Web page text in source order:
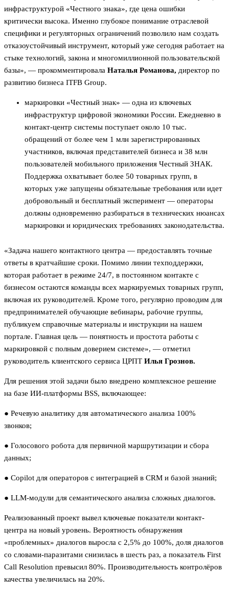
инфраструктурой «Честного знака», где цена ошибки
критически высока. Именно глубокое понимание отраслевой
специфики и регуляторных ограничений позволило нам создать
отказоустойчивый инструмент, который уже сегодня работает на
стыке технологий, закона и многомиллионной пользовательской
базы», — прокомментировала Наталья Романова, директор по
развитию бизнеса ITFB Group.
маркировки «Честный знак» — одна из ключевых
инфраструктур цифровой экономики России. Ежедневно в
контакт-центр системы поступает около 10 тыс.
обращений от более чем 1 млн зарегистрированных
участников, включая представителей бизнеса и 38 млн
пользователей мобильного приложения Честный ЗНАК.
Поддержка охватывает более 50 товарных групп, в
которых уже запущены обязательные требования или идет
добровольный и бесплатный эксперимент — операторы
должны одновременно разбираться в технических нюансах
маркировки и юридических требованиях законодательства.
«Задача нашего контактного центра — предоставлять точные
ответы в кратчайшие сроки. Помимо линии техподдержки,
которая работает в режиме 24/7, в постоянном контакте с
бизнесом остаются команды всех маркируемых товарных групп,
включая их руководителей. Кроме того, регулярно проводим для
предпринимателей обучающие вебинары, рабочие группы,
публикуем справочные материалы и инструкции на нашем
портале. Главная цель — понятность и простота работы с
маркировкой с полным доверием системе», — отметил
руководитель клиентского сервиса ЦРПТ Илья Грознов.
Для решения этой задачи было внедрено комплексное решение
на базе ИИ-платформы BSS, включающее:
● Речевую аналитику для автоматического анализа 100%
звонков;
● Голосового робота для первичной маршрутизации и сбора
данных;
● Copilot для операторов с интеграцией в CRM и базой знаний;
● LLM-модули для семантического анализа сложных диалогов.
Реализованный проект вывел ключевые показатели контакт-
центра на новый уровень. Вероятность обнаружения
«проблемных» диалогов выросла с 2,5% до 100%, доля диалогов
со словами-паразитами снизилась в шесть раз, а показатель First
Call Resolution превысил 80%. Производительность контролёров
качества увеличилась на 20%.